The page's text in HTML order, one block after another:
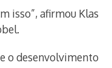
isso”, afirmou Klas
o desenvolvimento